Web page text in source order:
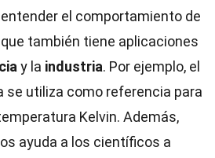
el comportamiento de
también tiene aplicaciones
y la industria. Por ejemplo, el
se utiliza como referencia para
Kelvin. Además,
ayuda a los científicos a